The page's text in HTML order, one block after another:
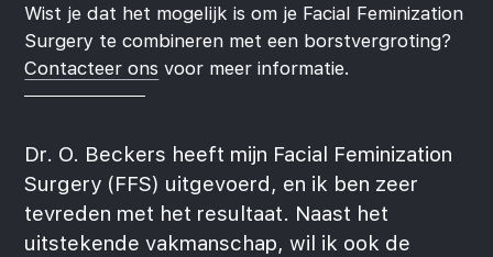
Wist je dat het mogelijk is om je Facial Feminization
Surgery te combineren met een borstvergroting?
Contacteer ons voor meer informatie.
Dr. O. Beckers heeft mijn Facial Feminization
Surgery (FFS) uitgevoerd, en ik ben zeer
tevreden met het resultaat. Naast het
uitstekende vakmanschap, wil ik ook de